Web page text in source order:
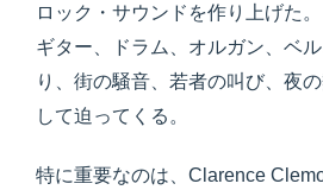
ロック・サウンドを作り上げた
ギター、ドラム、オルガン、ベ
り、街の騒音、若者の叫び、夜
して迫ってくる。
特に重要なのは、Clarence